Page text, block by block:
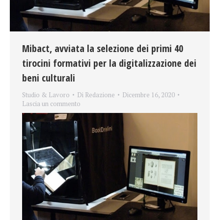
Mibact, avviata la selezione dei primi 40
tirocini formativi per la digitalizzazione dei
beni culturali
Studio & Lavoro Di Redazione
Dicembre 16, 2020
Lascia un commento